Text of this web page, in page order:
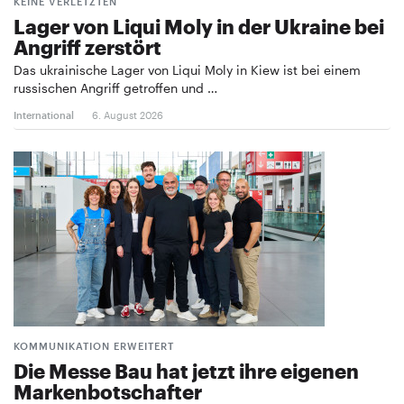
Lager von Liqui Moly in der Ukraine bei
Angriff zerstört
Das ukrainische Lager von Liqui Moly in Kiew ist bei einem
russischen Angriff getroffen und …
International 6. August 2026
KOMMUNIKATION ERWEITERT
Die Messe Bau hat jetzt ihre eigenen
Markenbotschafter